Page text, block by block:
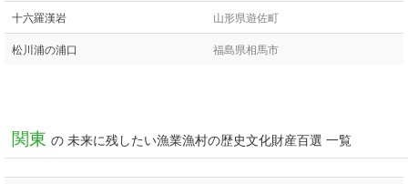
十六羅漢岩 山形県遊佐町
松川浦の浦口 福島県相馬市
関東 の 未来に残したい漁業漁村の歴史文化財産百選 一覧